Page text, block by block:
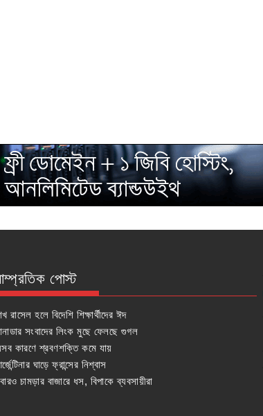
পোস্ট
রাসেল হলে বিদেশি শিক্ষার্থীদের ঈদ
সংবাদের লিংক মুছে ফেলছে গুগল
কারণে শ্রবণশক্তি কমে যায়
ঘাড়ে ফ্রান্সের নিশ্বাস
চামড়ার বাজারে ধস, বিপাকে ব্যবসায়ীরা